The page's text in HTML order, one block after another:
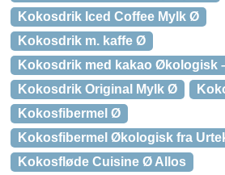
Kokosdrik Iced Coffee Mylk Ø
Kokosdrik m. kaffe Ø
Kokosdrik med kakao Økologisk
Kokosdrik Original Mylk Ø
Kokosfibermel Ø
Kokosfibermel Økologisk fra
Kokosfløde Cuisine Ø Allos